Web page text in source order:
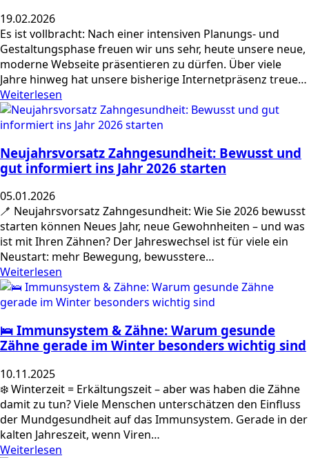
19.02.2026
Es ist vollbracht: Nach einer intensiven Planungs- und
Gestaltungsphase freuen wir uns sehr, heute unsere neue,
moderne Webseite präsentieren zu dürfen. Über viele
Jahre hinweg hat unsere bisherige Internetpräsenz treue…
Weiterlesen
Neujahrsvorsatz Zahngesundheit: Bewusst und
gut informiert ins Jahr 2026 starten
05.01.2026
🪥 Neujahrsvorsatz Zahngesundheit: Wie Sie 2026 bewusst
starten können Neues Jahr, neue Gewohnheiten – und was
ist mit Ihren Zähnen? Der Jahreswechsel ist für viele ein
Neustart: mehr Bewegung, bewusstere…
Weiterlesen
🛌 Immunsystem & Zähne: Warum gesunde
Zähne gerade im Winter besonders wichtig sind
10.11.2025
❄️ Winterzeit = Erkältungszeit – aber was haben die Zähne
damit zu tun? Viele Menschen unterschätzen den Einfluss
der Mundgesundheit auf das Immunsystem. Gerade in der
kalten Jahreszeit, wenn Viren…
Weiterlesen